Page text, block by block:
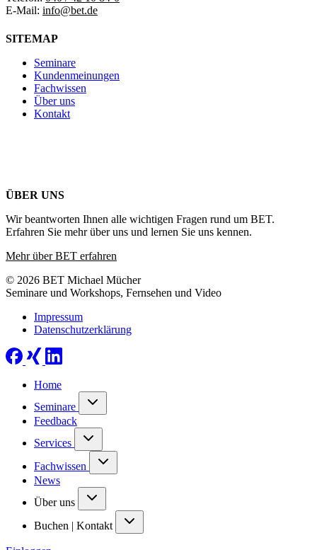
E-Mail: info@bet.de
SITEMAP
Seminare
Kundenmeinungen
Fachwissen
Über uns
Kontakt
ÜBER UNS
Wir beantworten Ihnen alle wichtigen Fragen rund um BET.
Erfahren Sie mehr über uns und lernen Sie uns kennen.
Mehr über BET erfahren
© 2026 BET Michael Mücher
Seminare und Workshops, Fernsehen und Video
Impressum
Datenschutzerklärung
Home
Seminare
Feedback
Services
Fachwissen
News
Über uns
Buchen | Kontakt